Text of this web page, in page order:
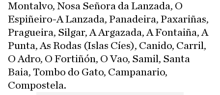
Montalvo, Nosa Señora da Lanzada, O
Espiñeiro-A Lanzada, Panadeira, Paxariñas,
Pragueira, Silgar, A Argazada, A Fontaiña, A
Punta, As Rodas (Islas Cíes), Canido, Carril,
O Adro, O Fortiñón, O Vao, Samil, Santa
Baia, Tombo do Gato, Campanario,
Compostela.